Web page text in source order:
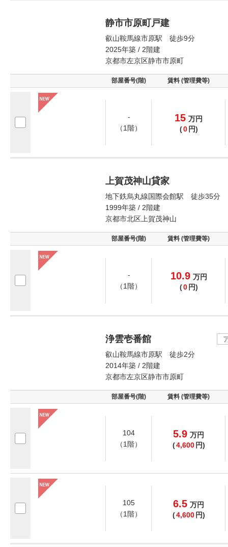
静市市原町戸建
叡山鞍馬線市原駅 徒歩9分
2025年築 / 2階建
京都市左京区静市市原町
部屋番号(階) 賃料 (管理費等)
-
（1階）
15 万円
(0 円)
上賀茂神山貸家
地下鉄烏丸線国際会館駅 徒歩35分
1999年築 / 2階建
京都市北区上賀茂神山
部屋番号(階) 賃料 (管理費等)
-
（1階）
10.9 万円
(0 円)
浄雲壱番館
叡山鞍馬線市原駅 徒歩2分
2014年築 / 2階建
京都市左京区静市市原町
部屋番号(階) 賃料 (管理費等)
104
（1階）
5.9 万円
(4,600 円)
105
（1階）
6.5 万円
(4,600 円)